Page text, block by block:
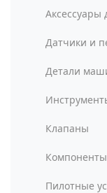
Аксессуары
Датчики и
Детали
Клапаны
Компоненты
Пилотные